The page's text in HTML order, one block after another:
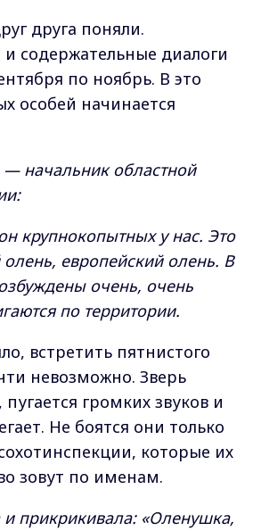
друга поняли.
содержательные диалоги
по ноябрь. В это
особей начинается
начальник областной
крупнокопытных у нас. Это
европейский олень. В
очень, очень
по территории.
встретить пятнистого
невозможно. Зверь
громких звуков и
Не боятся они только
которые их
зовут по именам.
прикрикивала: «Оленушка,